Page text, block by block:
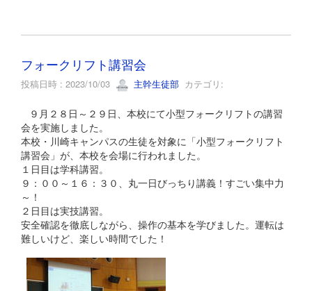
フォークリフト講習会
投稿日時 : 2023/10/03 主幹生徒部 カテゴリ:
９月２８日～２９日、本校にて小型フォークリフトの講習
会を実施しました。
本校・川崎キャンパスの生徒を対象に「小型フォークリフト
講習会」が、本校を会場に行われました。
１日目は学科講習。
９：００～１６：３０、丸一日びっちり講義！すごい集中力
～！
２日目は実技講習。
安全確認を徹底しながら、操作の基本を学びました。運転は
難しいけど、楽しい時間でした！